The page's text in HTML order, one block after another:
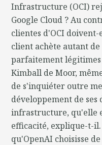
Infrastructure (OCI)
Google Cloud ? Au
clientes d'OCI
client achète autant de
parfaitement
Kimball de Moor,
de s'inquiéter outre
développement de ses
infrastructure, qu'elle
efficacité, explique-t-
qu'OpenAI choisisse